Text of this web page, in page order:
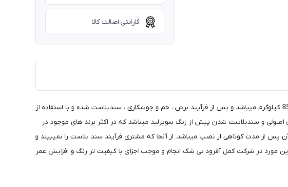
گارانتی اصالت کالا
سوپرلید تولید شرکت کمل آفرود به جرات یکی از بهترین و باکیفیت ترین سوپرلید های بازار میباشد، وزن این سوپرلید 85 کیلوگرم میباشد و پس از فرآیند برش ، خم و جوشکاری ، سندبلاست شده و با استفاده از
اصولی و سندبلاست شدن پیش از رنگ سوپرلید میباشد که در اکثر برند های موجود در
از مدت کوتاهی از نصب میباشد. از آنجا که مشتری فرآیند سند بلاست را نمیبیند و
مورد در شرکت کمل آفرود بی شک انجام و موجب اجزای با کیفیت تر رنگ و افزایش عمر